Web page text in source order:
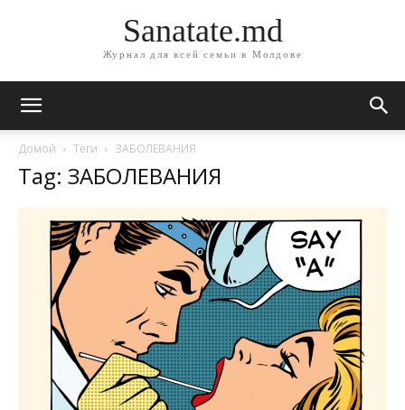
Sanatate.md
Журнал для всей семьи в Молдове
Домой Теги ЗАБОЛЕВАНИЯ
Tag: ЗАБОЛЕВАНИЯ